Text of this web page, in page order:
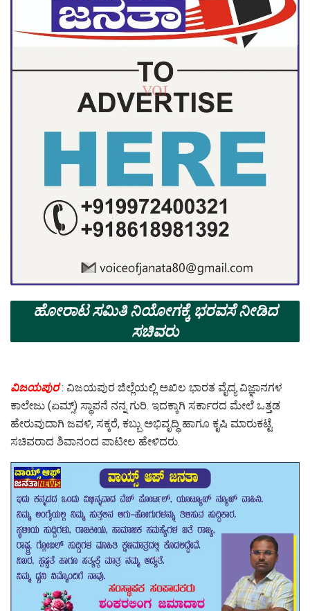
ಹೋರಾಟ ಸಮಿತಿ ನಿಯೋಗಕ್ಕೆ ಭರವಸೆ ನೀಡಿದ
ಸಚಿವರು
ವಿಜಯಪುರ: ವಿಜಯಪುರ ಜಿಲ್ಲೆಯಲ್ಲಿ ಅಖಿಲ ಭಾರತ ವೈದ್ಯ ವಿಜ್ಞಾನಗಳ
ಕಾಲೇಜು (ಏಮ್ಸ್) ಸ್ಥಾಪನೆ ನನ್ನ ಗುರಿ. ಇದಕ್ಕಾಗಿ ಸರ್ಕಾರದ ಮೇಲೆ ಒತ್ತಡ
ಹೇರುವುದಾಗಿ ಜವಳಿ, ಸಕ್ಕರೆ, ಕಬ್ಬು ಅಭಿವೃದ್ಧಿ ಹಾಗೂ ಕೃಷಿ ಮಾರುಕಟ್ಟೆ
ಸಚಿವರಾದ ಶಿವಾನಂದ ಪಾಟೀಲ ಹೇಳಿದರು.